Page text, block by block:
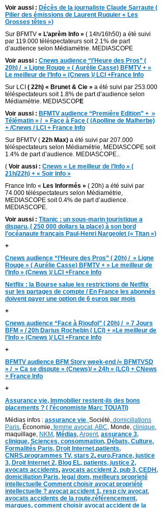
Voir aussi : Décès de la journaliste Claude Sarraute (
Pilier des émissions de Laurent Ruquier « Les
Grosses têtes »)
Sur BFMTV « L’aprèm Info » ( 14h/16h50) a été suivi
par 119.000 téléspectateurs soit 2.1% de part
d’audience selon Médiamétrie. MEDIASCOPE
Voir aussi : Cnews audience “l’Heure des Pros” (
20h) / » Ligne Rouge » ( Aurélie Casse) BFMTV + »
Le meilleur de l’Info » (Cnews )/ LCI +France Info
Sur LCI ( 22h) « Brunet & Cie » a été suivi par 253.000
téléspectateurs soit 1.8% de part d’audience selon
Médiamétrie. MEDIASCOPE
Voir aussi : BFMTV audience “Première Edition” + »
Télématin » / » Face à Face ( (Apolline de Malherbe)
+ /Cnews / LCI + France Info
Sur BFMTV ( 22h Max) a été suivi par 207.000
téléspectateurs selon Médiamétrie, MEDIASCOPE soit
1.4% de part d’audience. MEDIASCOPE..
( Voir aussi : Cnews « Le meilleur de l’Info » (
21h/22h) + « Soir Info »
France Info « Les Informés » ( 20h) a été suivi par
74.000 téléspectateurs selon Médiamétrie,
MEDIASCOPE soit 0.4% de part d’audience.
MEDIASCOPE.
Voir aussi : Titanic : un sous-marin touristique a
disparu, ( 250 000 dollars la place) à son bord
l’océanaute français Paul-Henri Nargeolet (« Titan »)
+
Cnews audience “l’Heure des Pros” ( 20h) / » Ligne
Rouge » ( Aurélie Casse) BFMTV + » Le meilleur de
l’Info » (Cnews )/ LCI +France Info
Netflix : la Bourse salue les restrictions de Netflix
sur les partages de compte / En France les abonnés
doivent payer une option de 6 euros par mois
+
Cnews audience “Face à Rioufol” ( 20h) / » 7 Jours
BFM » / 20h Darius Rochebin ( LCI) + »Le meilleur de
l’Info » (Cnews )/ LCI +France Info
+
BFMTV audience BFM Story week-end /« BFMTVSD
» / » Ca se dispute » (Cnews)/ « 24h » (LCI) + CNews
+ France Info
+
Assurance vie, Immobilier restent-ils des bons
placements ? ( l’économiste Marc TOUATI)
Médias infos : assurance vie, Société, domiciliations
Paris, Économie, femme avocat,ABC, Monde, clinique,
maquillage, NKM , Médias,Argent, assurance 3,
clinique, Sciences, consommation, Débats, Culture,
Formalités Paris, Droit Internet,patients,
CNRS,programmes TV, stars 2, euro,France, justice
3, Droit Internet 2, Blog EL, patients, justice 2,
avocats accidents, avocats accident 2, pub 3, CEDH,
domiciliation Paris, legal dom, meilleurs proprieté
intellectuelle Comment choisir avocat propriété
intellectuelle ? avocat accident 1, resp civ avocat,
avocats accidents de la route,référencement,
marques, comment choisir avocat accident de la